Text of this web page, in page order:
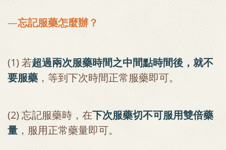
—忘記服藥怎麼辦？
(1) 若超過兩次服藥時間之中間點時間後，就不
要服藥 ，等到下次時間正常服藥即可。
(2) 忘記服藥時，在下次服藥切不可服用雙倍藥
量 ，服用正常藥量即可。